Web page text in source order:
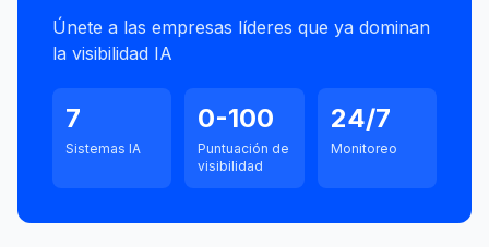
Únete a las empresas líderes que ya dominan
la visibilidad IA
7
Sistemas IA
0-100
Puntuación de
visibilidad
24/7
Monitoreo